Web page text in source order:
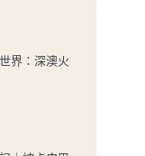
界：深澳火